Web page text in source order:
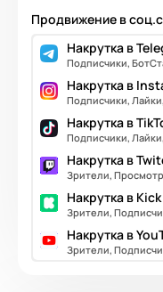
Продвижение в
Накрутка в
Подписчики,
Накрутка в
Подписчики,
Накрутка в
Подписчики,
Накрутка в
Зрители,
Накрутка в Kick
Зрители,
Накрутка в
Зрители,